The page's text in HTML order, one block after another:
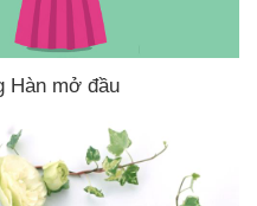
Hàn mở đầu